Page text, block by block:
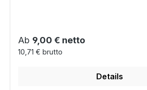
Regulärer Preis:
Ab 9,00 € netto
10,71 € brutto
Details